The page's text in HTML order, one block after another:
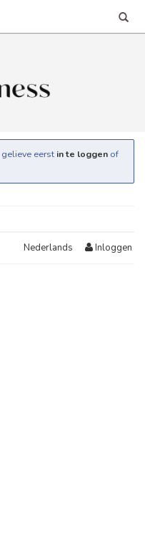
eerst in te loggen of
Nederlands Inloggen